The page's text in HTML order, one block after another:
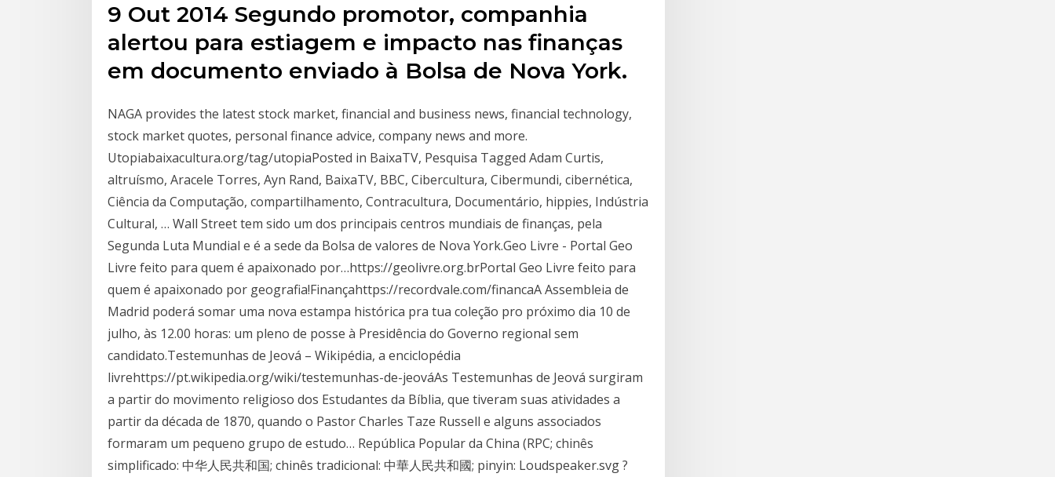
9 Out 2014 Segundo promotor, companhia
alertou para estiagem e impacto nas finanças
em documento enviado à Bolsa de Nova York.
NAGA provides the latest stock market, financial and business news, financial technology,
stock market quotes, personal finance advice, company news and more.
Utopiabaixacultura.org/tag/utopiaPosted in BaixaTV, Pesquisa Tagged Adam Curtis,
altruísmo, Aracele Torres, Ayn Rand, BaixaTV, BBC, Cibercultura, Cibermundi, cibernética,
Ciência da Computação, compartilhamento, Contracultura, Documentário, hippies, Indústria
Cultural, … Wall Street tem sido um dos principais centros mundiais de finanças, pela
Segunda Luta Mundial e é a sede da Bolsa de valores de Nova York.Geo Livre - Portal Geo
Livre feito para quem é apaixonado por…https://geolivre.org.brPortal Geo Livre feito para
quem é apaixonado por geografia!Finançahttps://recordvale.com/financaA Assembleia de
Madrid poderá somar uma nova estampa histórica pra tua coleção pro próximo dia 10 de
julho, às 12.00 horas: um pleno de posse à Presidência do Governo regional sem
candidato.Testemunhas de Jeová – Wikipédia, a enciclopédia
livrehttps://pt.wikipedia.org/wiki/testemunhas-de-jeováAs Testemunhas de Jeová surgiram
a partir do movimento religioso dos Estudantes da Bíblia, que tiveram suas atividades a
partir da década de 1870, quando o Pastor Charles Taze Russell e alguns associados
formaram um pequeno grupo de estudo… República Popular da China (RPC; chinês
simplificado: 中华人民共和国; chinês tradicional: 中華人民共和國; pinyin: Loudspeaker.svg ?